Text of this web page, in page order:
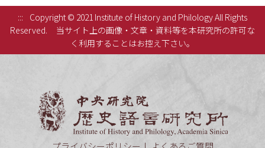
:::
Copyright © 2021 Institute of History and Philology All Rights
Reserved.
当サイト上の画像・文章・資料等を本研究所の許可な
く利用することはお控え下さい。